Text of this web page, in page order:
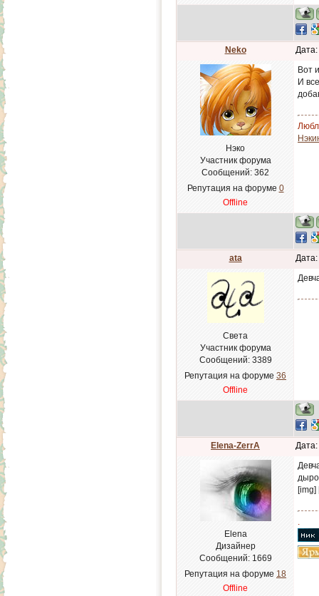
Neko
Нэко
Участник форума
Сообщений: 362
Репутация на форуме 0
Offline
Вот
И
ata
Света
Участник форума
Сообщений: 3389
Репутация на форуме 36
Offline
Elena-ZerrA
Elena
Дизайнер
Сообщений: 1669
Репутация на форуме 18
Offline
[img]
.